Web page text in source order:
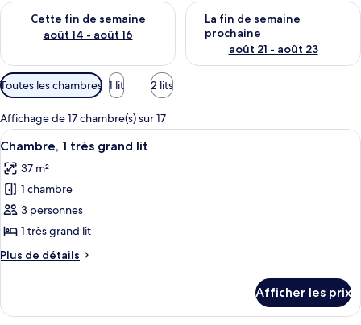
Cette fin de semaine
août 14 - août 16
Vérifier la disponibilité pour cette fin de semaine août 14 -
La fin de semaine
prochaine
août 21 - août 23
Vérifier la disponibilité pour
Filtres
disponibles
pour
les
chambres
Toutes les chambres 1 lit 2 lits
Affichage de 17 chambre(s) sur 17
Afficher
toutes
les
photos
pour
ce
type
de
Chambre,
Une chambre d’hôtel avec un grand
7
Chambre, 1 très grand lit
37 m²
1 chambre
3 personnes
1 très grand lit
Plus de détails
Plus
Chambre,
Afficher les prix